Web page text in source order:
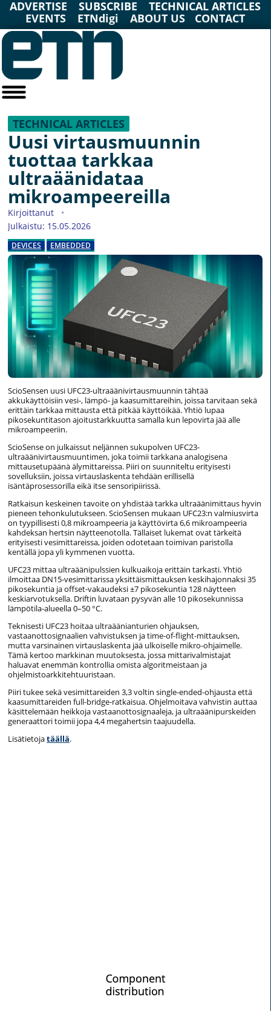
ADVERTISE SUBSCRIBE
TECHNICAL ARTICLES
EVENTS
ETNdigi ABOUT US CONTACT
TECHNICAL ARTICLES
Uusi virtausmuunnin
tuottaa tarkkaa
ultraäänidataa
mikroampeereilla
Kirjoittanut
Julkaistu: 15.05.2026
DEVICES EMBEDDED
ScioSensen uusi UFC23-ultraäänivirtausmuunnin tähtää
akkukäyttöisiin vesi-, lämpö- ja kaasumittareihin, joissa tarvitaan sekä
erittäin tarkkaa mittausta että pitkää käyttöikää. Yhtiö lupaa
pikosekuntitason ajoitustarkkuutta samalla kun lepovirta jää alle
mikroampeeriin.
ScioSense on julkaissut neljännen sukupolven UFC23-
ultraäänivirtausmuuntimen, joka toimii tarkkana analogisena
mittausetupäänä älymittareissa. Piiri on suunniteltu erityisesti
sovelluksiin, joissa virtauslaskenta tehdään erillisellä
isäntäprosessorilla eikä itse sensoripiirissä.
Ratkaisun keskeinen tavoite on yhdistää tarkka ultraäänimittaus hyvin
pieneen tehonkulutukseen. ScioSensen mukaan UFC23:n valmiusvirta
on tyypillisesti 0,8 mikroampeeria ja käyttövirta 6,6 mikroampeeria
kahdeksan hertsin näytteenotolla. Tällaiset lukemat ovat tärkeitä
erityisesti vesimittareissa, joiden odotetaan toimivan paristolla
kentällä jopa yli kymmenen vuotta.
UFC23 mittaa ultraäänipulssien kulkuaikoja erittäin tarkasti. Yhtiö
ilmoittaa DN15-vesimittarissa yksittäismittauksen keskihajonnaksi 35
pikosekuntia ja offset-vakaudeksi ±7 pikosekuntia 128 näytteen
keskiarvotuksella. Driftin luvataan pysyvän alle 10 pikosekunnissa
lämpötila-alueella 0–50 °C.
Teknisesti UFC23 hoitaa ultraäänianturien ohjauksen,
vastaanottosignaalien vahvistuksen ja time-of-flight-mittauksen,
mutta varsinainen virtauslaskenta jää ulkoiselle mikro-ohjaimelle.
Tämä kertoo markkinan muutoksesta, jossa mittarivalmistajat
haluavat enemmän kontrollia omista algoritmeistaan ja
ohjelmistoarkkitehtuuristaan.
Piiri tukee sekä vesimittareiden 3,3 voltin single-ended-ohjausta että
kaasumittareiden full-bridge-ratkaisua. Ohjelmoitava vahvistin auttaa
käsittelemään heikkoja vastaanottosignaaleja, ja ultraäänipurskeiden
generaattori toimii jopa 4,4 megahertsin taajuudella.
Lisätietojatäällä.